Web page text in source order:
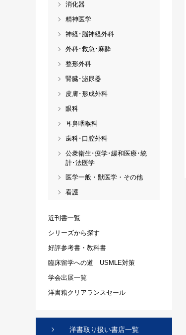
消化器
精神医学
神経･脳神経外科
外科･救急･麻酔
整形外科
腎臓･泌尿器
皮膚･形成外科
眼科
耳鼻咽喉科
歯科･口腔外科
公衆衛生･疫学･緩和医療･統
計･法医学
医学一般・獣医学・その他
看護
近刊書一覧
シリーズから探す
好評参考書・教科書
臨床留学への道 USMLE対策
学会出展一覧
洋書籍クリアランスセール
洋書取り扱い書店一覧